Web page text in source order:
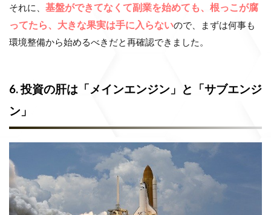
それに、 基盤ができてなくて副業を始めても、根っこが腐
ってたら、大きな果実は手に入らないので、まずは何事も
環境整備から始めるべきだと再確認できました。
6. 投資の肝は「メインエンジン」と「サブエンジ
ン」